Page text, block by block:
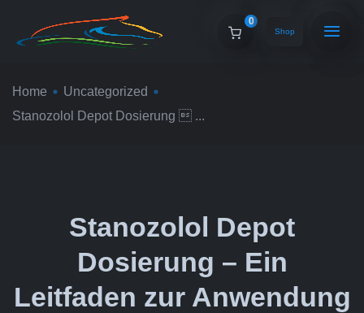
0
Shop
Home
Uncategorized
Stanozolol Depot Dosierung  ...
Stanozolol Depot
Dosierung – Ein
Leitfaden zur Anwendung